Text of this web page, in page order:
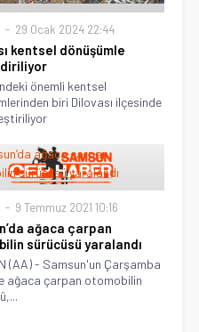
29 Ocak 2024 22:44
kentsel dönüşümle
önemli kentsel
biri Dilovası ilçesinde
9 Temmuz 2021 10:16
ağaca çarpan
sürücüsü yaralandı
(AA) - Samsun'un Çarşamba
ağaca çarpan otomobilin